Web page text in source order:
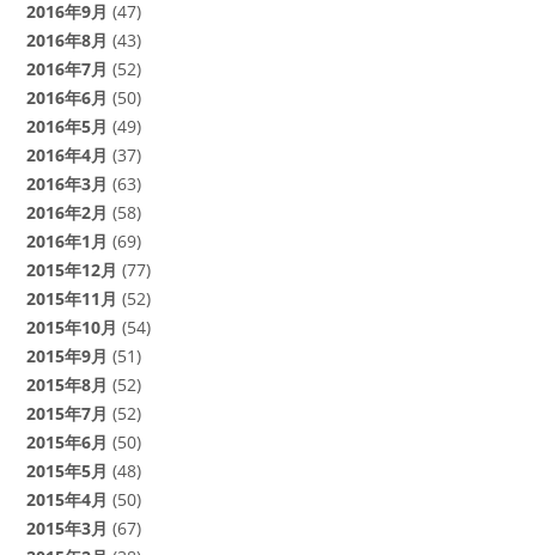
2016年9月 (47)
2016年8月 (43)
2016年7月 (52)
2016年6月 (50)
2016年5月 (49)
2016年4月 (37)
2016年3月 (63)
2016年2月 (58)
2016年1月 (69)
2015年12月 (77)
2015年11月 (52)
2015年10月 (54)
2015年9月 (51)
2015年8月 (52)
2015年7月 (52)
2015年6月 (50)
2015年5月 (48)
2015年4月 (50)
2015年3月 (67)